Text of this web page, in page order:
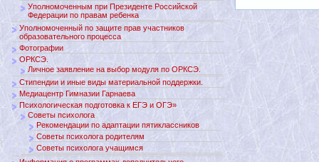
Уполномоченным при Президенте Российской
Федерации по правам ребенка
Уполномоченный по защите прав участников
образовательного процесса
Фотографии
ОРКСЭ.
Личное заявление на выбор модуля по ОРКСЭ.
Стипендии и иные виды материальной поддержки.
Медиацентр Гимназии Гарнаева
Психологическая подготовка к ЕГЭ и ОГЭ»
Советы психолога
Рекомендации по адаптации пятиклассников
Советы психолога родителям
Советы психолога учащимся